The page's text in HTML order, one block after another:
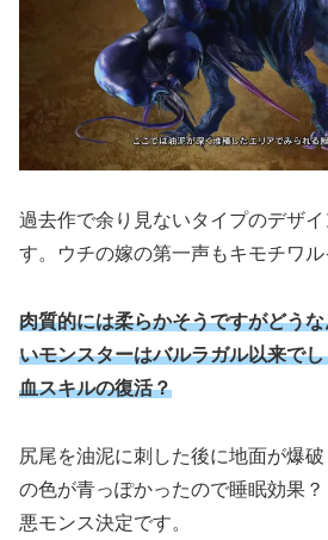
過去作で余り見ないタイプのデザ
す。ウチの嫁の第一声もキモチワ
肉質的には柔らかそうですがどう
いモンスターはバルラガル以来で
血スキルの復活？
尻尾を油泥に刺した後に地面が爆
の色が青っぽかったので睡眠効果
悪モンス決定です。